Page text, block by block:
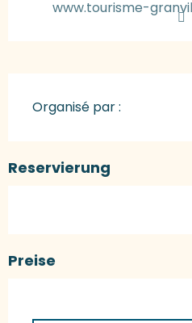
www.tourisme-
Organisé par :
Reservierung
Preise